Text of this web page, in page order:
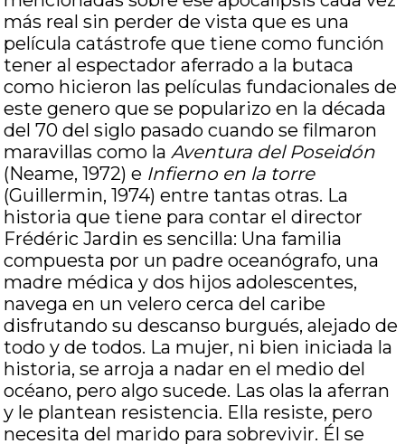
más real sin perder de vista que es una
película catástrofe que tiene como función
tener al espectador aferrado a la butaca
como hicieron las películas fundacionales de
este genero que se popularizo en la década
del 70 del siglo pasado cuando se filmaron
maravillas como laAventura del Poseidón
(Neame, 1972) e Infierno en la torre
(Guillermin, 1974) entre tantas otras. La
historia que tiene para contar el director
Frédéric Jardin es sencilla: Una familia
compuesta por un padre oceanógrafo, una
madre médica y dos hijos adolescentes,
navega en un velero cerca del caribe
disfrutando su descanso burgués, alejado de
todo y de todos. La mujer, ni bien iniciada la
historia, se arroja a nadar en el medio del
océano, pero algo sucede. Las olas la aferran
y le plantean resistencia. Ella resiste, pero
necesita del marido para sobrevivir. Él se